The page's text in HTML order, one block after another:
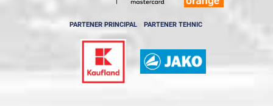
PARTENER PRINCIPAL PARTENER TEHNIC